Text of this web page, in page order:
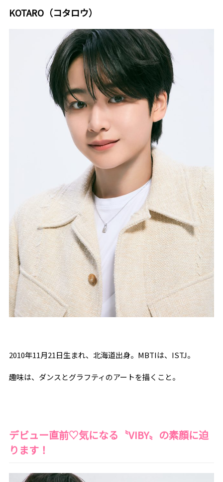
KOTARO（コタロウ）
2010年11月21日生まれ、北海道出身。 MBTIは、 ISTJ。
趣味は、ダンスとグラフティのアートを描くこと。
デビュー直前♡気になる 〝VIBY〟 の素顔に迫
ります！